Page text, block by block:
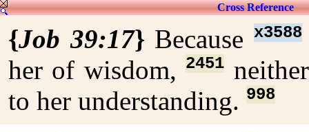
Cross Reference
{Job 39:17}Becausex3588
her of wisdom, 2451
to her understanding. 998